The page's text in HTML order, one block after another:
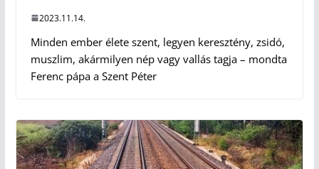
2023.11.14.
Minden ember élete szent, legyen keresztény, zsidó,
muszlim, akármilyen nép vagy vallás tagja – mondta
Ferenc pápa a Szent Péter